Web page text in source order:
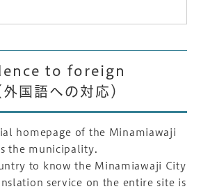
to foreign
国語への対応）
homepage of the Minamiawaji
the municipality.
to know the Minamiawaji City
service on the entire site is